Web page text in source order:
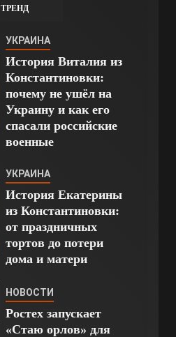
ТРЕНД
УКРАИНА
История Виталия из
Константиновки:
почему не ушёл на
Украину и как его
спасали российские
военные
УКРАИНА
История Екатерины
из Константиновки:
от праздничных
тортов до потери
дома и матери
НОВОСТИ
Ростех запускает
«Стаю орлов» для